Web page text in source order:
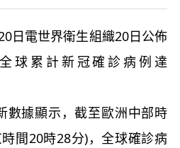
電世界衛生組織20日公佈
球累計新冠確診病例達
據顯示，截至歐洲中部時
間20時28分)，全球確診病